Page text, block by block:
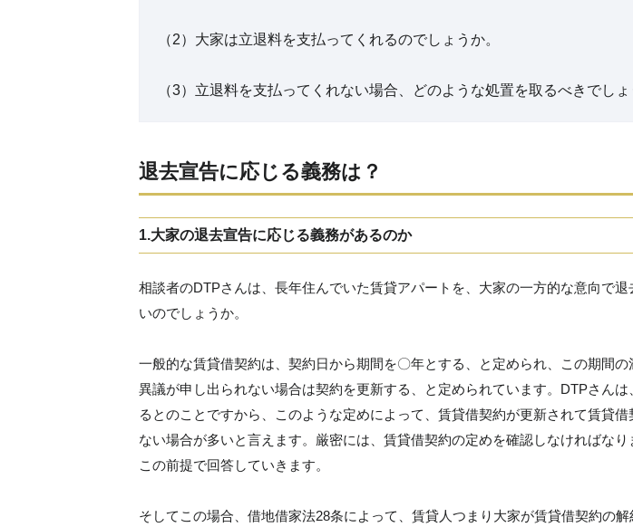
（2）大家は立退料を支払ってくれるのでしょうか。
（3）立退料を支払ってくれない場合、どのような処置を取るべきでしょ
退去宣告に応じる義務は？
1.大家の退去宣告に応じる義務があるのか
相談者のDTPさんは、長年住んでいた賃貸アパートを、大家の一方的な意向で退
いのでしょうか。
一般的な賃貸借契約は、契約日から期間を〇年とする、と定められ、この期間の
異議が申し出られない場合は契約を更新する、と定められています。DTPさんは
るとのことですから、このような定めによって、賃貸借契約が更新されて賃貸
ない場合が多いと言えます。厳密には、賃貸借契約の定めを確認しなければな
この前提で回答していきます。
そしてこの場合、借地借家法28条によって、賃貸人つまり大家が賃貸借契約の